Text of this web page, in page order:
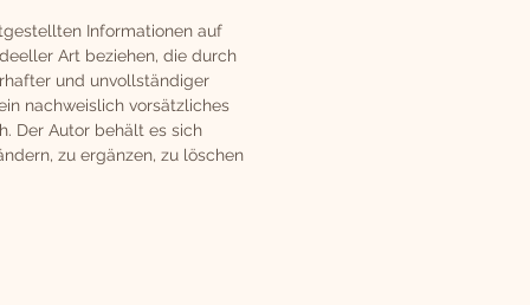
Informationen auf
Art beziehen, die durch
und unvollständiger
nachweislich vorsätzliches
Der Autor behält es sich
zu ergänzen, zu löschen